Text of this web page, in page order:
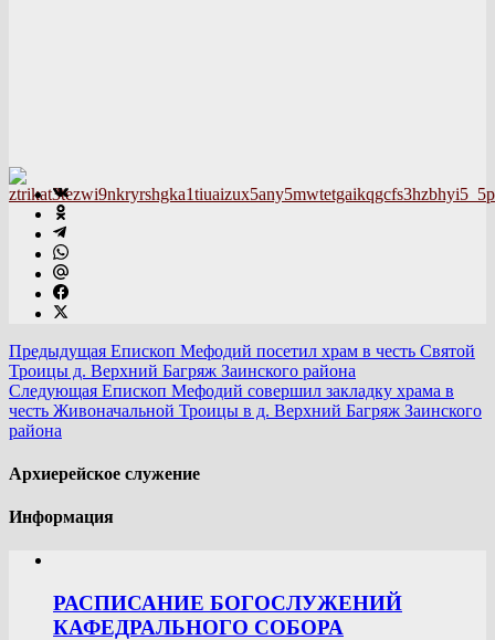
Предыдущая Епископ Мефодий посетил храм в честь Святой
Троицы д. Верхний Багряж Заинского района
Следующая Епископ Мефодий совершил закладку храма в
честь Живоначальной Троицы в д. Верхний Багряж Заинского
района
Архиерейское служение
Информация
РАСПИСАНИЕ БОГОСЛУЖЕНИЙ
КАФЕДРАЛЬНОГО СОБОРА